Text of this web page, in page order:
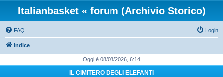
Italianbasket « forum (Archivio Storico)
FAQ Login
Indice
Oggi è 08/08/2026, 6:14
IL CIMITERO DEGLI ELEFANTI